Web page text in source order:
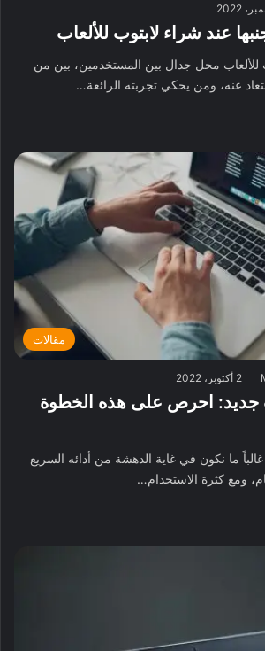
للألعاب محل جدال بين المستخدمين، بين من
عنه، ومن يحكي تجربته الرائعة…
مقالات
2 أكتوبر، 2022
جديد: احرص على هذه الخطوة
ما نكون في غاية الدهشة من أدائه السريع
ومع كثرة الاستخدام…